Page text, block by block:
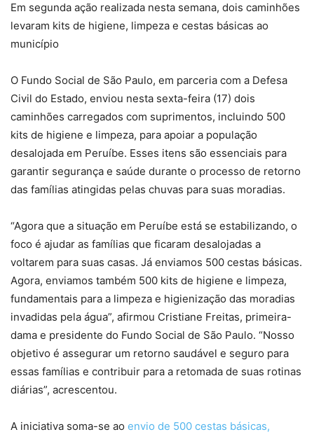
Em segunda ação realizada nesta semana, dois caminhões
levaram kits de higiene, limpeza e cestas básicas ao
município
O Fundo Social de São Paulo, em parceria com a Defesa
Civil do Estado, enviou nesta sexta-feira (17) dois
caminhões carregados com suprimentos, incluindo 500
kits de higiene e limpeza, para apoiar a população
desalojada em Peruíbe. Esses itens são essenciais para
garantir segurança e saúde durante o processo de retorno
das famílias atingidas pelas chuvas para suas moradias.
“Agora que a situação em Peruíbe está se estabilizando, o
foco é ajudar as famílias que ficaram desalojadas a
voltarem para suas casas. Já enviamos 500 cestas básicas.
Agora, enviamos também 500 kits de higiene e limpeza,
fundamentais para a limpeza e higienização das moradias
invadidas pela água”, afirmou Cristiane Freitas, primeira-
dama e presidente do Fundo Social de São Paulo. “Nosso
objetivo é assegurar um retorno saudável e seguro para
essas famílias e contribuir para a retomada de suas rotinas
diárias”, acrescentou.
A iniciativa soma-se ao envio de 500 cestas básicas,